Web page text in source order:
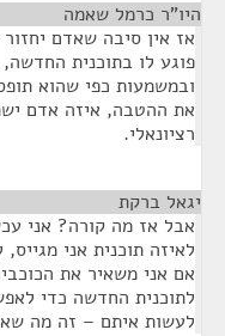
היו"ר כרמל שאמה
אז אין סיבה שאדם
פוגע לו בתוכנית
ובמשמעות כפי שהוא
את ההטבה, איזה אדם
רציונאלי.
יגאל ברקת
אבל אז מה קורה? אני
לאיזה תוכנית אני
אם אני משאיר את
לתוכנית החדשה כדי
לעשות איתם – זה מה